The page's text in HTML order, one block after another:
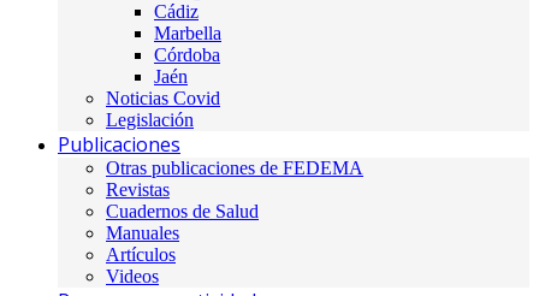
Cádiz
Marbella
Córdoba
Jaén
Noticias Covid
Legislación
Publicaciones
Otras publicaciones de FEDEMA
Revistas
Cuadernos de Salud
Manuales
Artículos
Videos